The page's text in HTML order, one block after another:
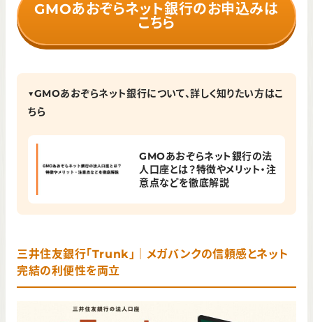
GMOあおぞらネット銀行のお申込みは
こちら
▼GMOあおぞらネット銀行について、詳しく知りたい方はこ
ちら
GMOあおぞらネット銀行の法
人口座とは？特徴やメリット・注
意点などを徹底解説
三井住友銀行「Trunk」｜メガバンクの信頼感とネット
完結の利便性を両立